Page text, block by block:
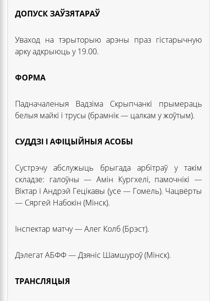
ДОПУСК ЗАЎЗЯТАРАЎ
Уваход на тэрыторыю арэны праз гістарычную
арку адкрыюць у 19.00.
ФОРМА
Падначаленыя Вадзіма Скрыпчанкі прымераць
белыя майкі і трусы (брамнік — цалкам у жоўтым).
СУДДЗІ І АФІЦЫЙНЫЯ АСОБЫ
Сустрэчу абслужыць брыгада арбітраў у такім
складзе: галоўны — Амін Кургхелі, памочнікі —
Віктар і Андрэй Гецікавы (усе — Гомель). Чацвёрты
— Сяргей Набокін (Мінск).
Інспектар матчу — Алег Колб (Брэст).
Дэлегат АБФФ — Дзяніс Шамшуроў (Мінск).
ТРАНСЛЯЦЫЯ